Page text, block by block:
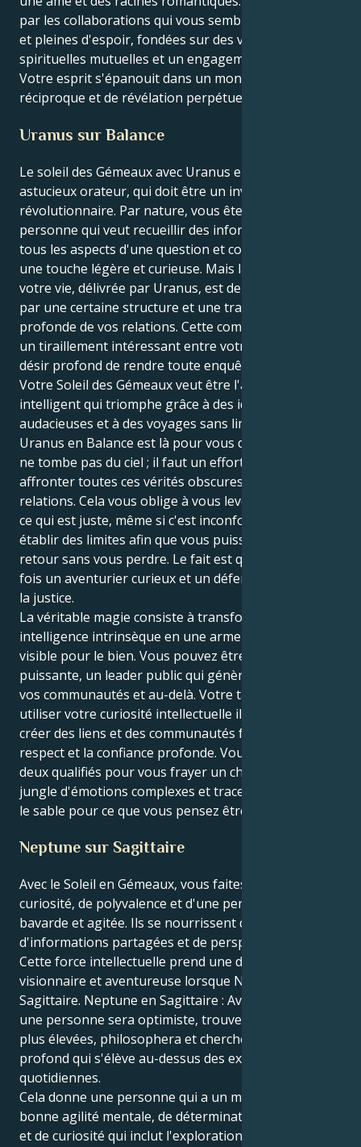
par les collaborations qui vous semblent expansives
et pleines d'espoir, fondées sur des valeurs
spirituelles mutuelles et un engagement farouche.
Votre esprit s'épanouit dans un monde de respect
réciproque et de révélation perpétuelle.
Uranus sur Balance
Le soleil des Gémeaux avec Uranus en Balance est un
astucieux orateur, qui doit être un inventeur
révolutionnaire. Par nature, vous êtes le type de
personne qui veut recueillir des informations, voir
tous les aspects d'une question et communiquer avec
une touche légère et curieuse. Mais la mission de
votre vie, délivrée par Uranus, est de les équilibrer
par une certaine structure et une transformation
profonde de vos relations. Cette combinaison crée
un tiraillement intéressant entre votre logique et un
désir profond de rendre toute enquête objective.
Votre Soleil des Gémeaux veut être l'aventurier
intelligent qui triomphe grâce à des idées
audacieuses et à des voyages sans limites. Mais votre
Uranus en Balance est là pour vous dire que la clarté
ne tombe pas du ciel ; il faut un effort conscient pour
affronter toutes ces vérités obscures sur nos
relations. Cela vous oblige à vous lever et à défendre
ce qui est juste, même si c'est inconfortable, et à
établir des limites afin que vous puissiez donner en
retour sans vous perdre. Le fait est qu'il faut être à la
fois un aventurier curieux et un défenseur sincère de
la justice.
La véritable magie consiste à transformer votre
intelligence intrinsèque en une arme organisée et
visible pour le bien. Vous pouvez être une voix
puissante, un leader public qui génère la paix dans
vos communautés et au-delà. Votre tâche consiste à
utiliser votre curiosité intellectuelle illimitée pour
créer des liens et des communautés fondés sur le
respect et la confiance profonde. Vous êtes tous
deux qualifiés pour vous frayer un chemin dans une
jungle d'émotions complexes et tracer une ligne dans
le sable pour ce que vous pensez être juste.
Neptune sur Sagittaire
Avec le Soleil en Gémeaux, vous faites preuve de
curiosité, de polyvalence et d'une personnalité assez
bavarde et agitée. Ils se nourrissent d'apprentissage,
d'informations partagées et de perspectives uniques.
Cette force intellectuelle prend une dimension plus
visionnaire et aventureuse lorsque Neptune est en
Sagittaire. Neptune en Sagittaire : Avec ce placement,
une personne sera optimiste, trouvera les vérités les
plus élevées, philosophera et cherchera un sens plus
profond qui s'élève au-dessus des expériences
quotidiennes.
Cela donne une personne qui a un mélange de
bonne agilité mentale, de détermination inspirante
et de curiosité qui inclut l'exploration. Bien que le